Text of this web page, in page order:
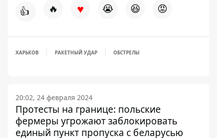
👍 🔥 ♥ 😭 😆 😡
ХАРЬКОВ РАКЕТНЫЙ УДАР ОБСТРЕЛЫ
20:02, 24 февраля 2024
Протесты на границе: польские
фермеры угрожают заблокировать
единый пункт пропуска с беларусью